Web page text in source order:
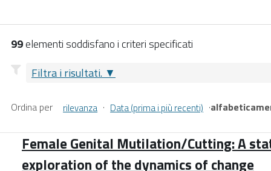
99elementi soddisfano i criteri specificati
Filtra i risultati.
Ordina per rilevanza · Data (prima i più recenti) ·
Female Genital Mutilation/Cutting: A
exploration of the dynamics of change